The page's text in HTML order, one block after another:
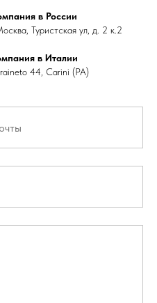
в России
Туристская ул, д. 2 к.2
в Италии
44, Carini (PA)